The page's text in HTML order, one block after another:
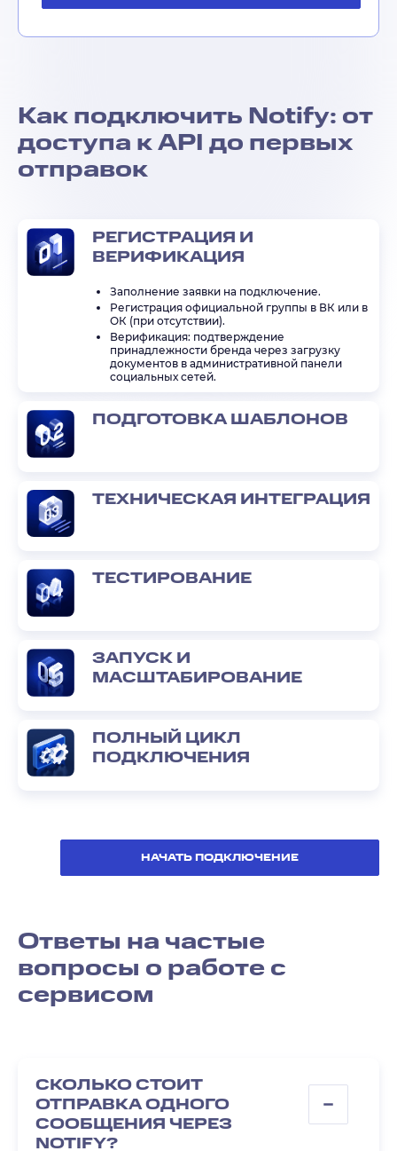
Как подключить Notify: от
доступа к API до первых
отправок
РЕГИСТРАЦИЯ И
ВЕРИФИКАЦИЯ
Заполнение заявки на подключение.
Регистрация официальной группы в ВК или в
ОК (при отсутствии).
Верификация: подтверждение
принадлежности бренда через загрузку
документов в административной панели
социальных сетей.
ПОДГОТОВКА ШАБЛОНОВ
ТЕХНИЧЕСКАЯ ИНТЕГРАЦИЯ
ТЕСТИРОВАНИЕ
ЗАПУСК И
МАСШТАБИРОВАНИЕ
ПОЛНЫЙ ЦИКЛ
ПОДКЛЮЧЕНИЯ
НАЧАТЬ ПОДКЛЮЧЕНИЕ
Ответы на частые
вопросы о работе с
сервисом
СКОЛЬКО СТОИТ
ОТПРАВКА ОДНОГО
СООБЩЕНИЯ ЧЕРЕЗ
NOTIFY?